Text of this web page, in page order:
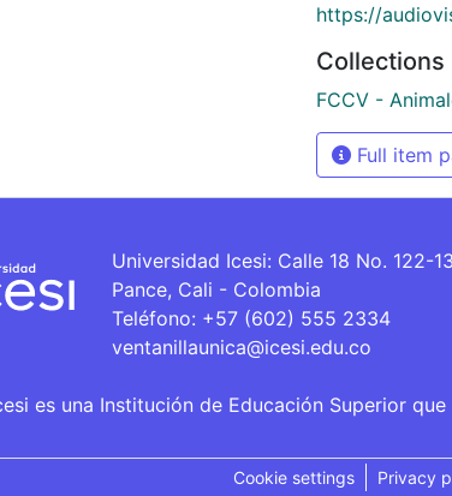
https://
Collections
FCCV -
Full item
Universidad Icesi: Calle 18 No. 122-
Pance, Cali - Colombia
Teléfono: +57 (602) 555 2334
ventanillaunica@icesi.edu.co
es una Institución de Educación Superior
Cookie settings Privacy